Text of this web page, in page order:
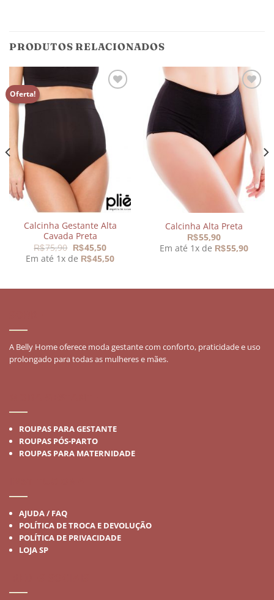
PRODUTOS RELACIONADOS
Oferta!
Adicionar
aos
meus
desejos
Calcinha Gestante Alta
Cavada Preta
R$75,90 O
preço
original
R$45,50O
preço
atual
Em até 1x de R$45,50
Adicionar
aos
meus
desejos
Calcinha Alta Preta
R$55,90
Em até 1x de R$55,90
A Belly Home oferece moda gestante com conforto, praticidade e uso
prolongado para todas as mulheres e mães.
ROUPAS PARA GESTANTE
ROUPAS PÓS-PARTO
ROUPAS PARA MATERNIDADE
AJUDA / FAQ
POLÍTICA DE TROCA E DEVOLUÇÃO
POLÍTICA DE PRIVACIDADE
LOJA SP